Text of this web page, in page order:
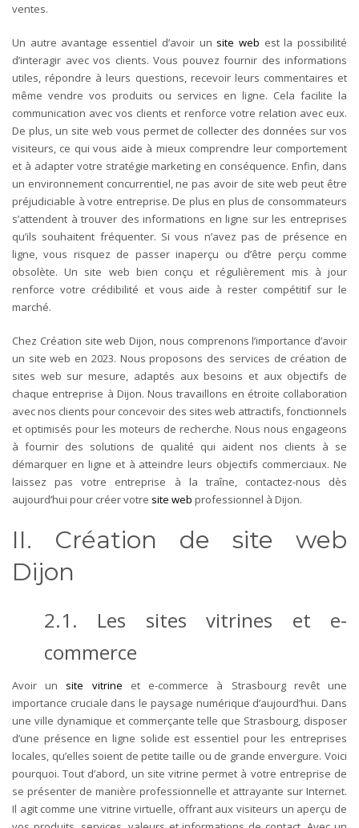
ventes.
Un autre avantage essentiel d’avoir un site web est la possibilité
d’interagir avec vos clients. Vous pouvez fournir des informations
utiles, répondre à leurs questions, recevoir leurs commentaires et
même vendre vos produits ou services en ligne. Cela facilite la
communication avec vos clients et renforce votre relation avec eux.
De plus, un site web vous permet de collecter des données sur vos
visiteurs, ce qui vous aide à mieux comprendre leur comportement
et à adapter votre stratégiemarketing en conséquence.Enfin, dans
un environnement concurrentiel, ne pas avoir de site web peut être
préjudiciable à votre entreprise. De plus en plus de consommateurs
s’attendent à trouver des informations en ligne sur les entreprises
qu’ils souhaitent fréquenter. Si vous n’avez pas de présence en
ligne, vous risquez de passer inaperçu ou d’être perçu comme
obsolète. Un site web bien conçu et régulièrement mis à jour
renforce votre crédibilité et vous aide à rester compétitif sur le
marché.
Chez Création site web Dijon, nous comprenons l’importance d’avoir
un site web en 2023. Nous proposons des services de création de
sites web sur mesure, adaptés aux besoins et aux objectifs de
chaque entreprise à Dijon. Nous travaillons en étroite collaboration
avec nos clients pour concevoir des sites web attractifs, fonctionnels
et optimisés pour les moteurs de recherche. Nous nous engageons
à fournir des solutions de qualité qui aident nos clients à se
démarquer en ligne et à atteindre leurs objectifs commerciaux. Ne
laissez pas votre entreprise à la traîne, contactez-nous dès
aujourd’hui pour créer votre site web professionnel à Dijon.
II. Création de site web
Dijon
2.1. Les sites vitrines et e-
commerce
Avoir un site vitrine et e-commerce à Strasbourg revêt une
importance cruciale dans le paysage numérique d’aujourd’hui. Dans
une ville dynamique et commerçante telle que Strasbourg, disposer
d’une présence en ligne solide est essentiel pour les entreprises
locales, qu’elles soient de petite taille ou de grande envergure. Voici
pourquoi.Tout d’abord, un site vitrine permet à votre entreprise de
se présenter de manière professionnelle et attrayante sur Internet.
Il agit comme une vitrine virtuelle, offrant aux visiteurs un aperçu de